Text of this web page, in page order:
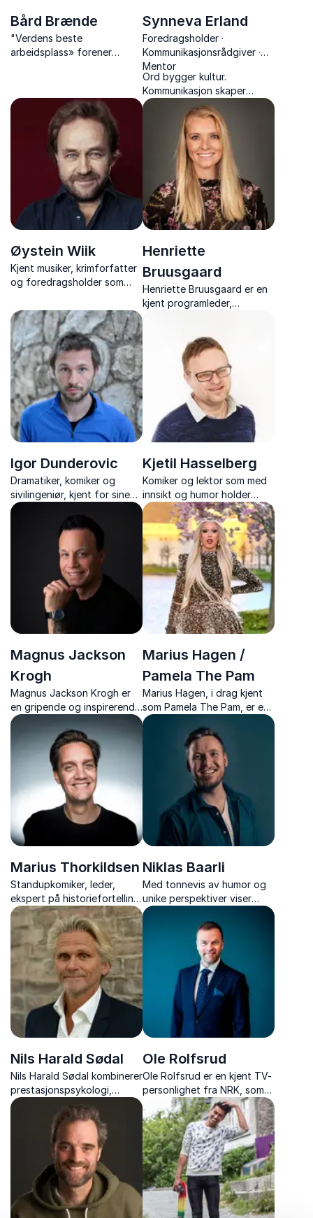
Bård Brænde
"Verdens beste
arbeidsplass» forener
mennesker engasjerer en
forsamling som Bård!
Synneva Erland
Foredragsholder ·
Kommunikasjonsrådgiver ·
Mentor
Ord bygger kultur.
Kommunikasjon skaper
resultater.
Alt handler om
kommunikasjon!
Øystein Wiik
Kjent musiker, krimforfatter
og foredragsholder som
være best når det virkelig
gjelder.
Henriette
Bruusgaard
Henriette Bruusgaard er en
kjent programleder,
Igor Dunderovic
Dramatiker, komiker og
sivilingeniør, kjent for sine
harselerende betraktninger
av Norge og norsk flerkultur.
Kjetil Hasselberg
Komiker og lektor som med
innsikt og humor holder
foredrag om alt fra
arbeidsglede på jobben til
mobbing i skolen.
Magnus Jackson
Krogh
Magnus Jackson Krogh er
en gripende og inspirerende
vlogger, inspirator og up-
stander, med over 1000
foredragsshow bak seg.
Opplev noe helt utenom det
Marius Hagen /
Pamela The Pam
Marius Hagen, i drag kjent
som Pamela The Pam, er en
energisk dragqueen som vil
gi deg noe av det beste
drag-Norge har å by på.
Marius Thorkildsen
Standupkomiker, leder,
ekspert på historiefortelling
og teknologientusiast.
Marius Thorkildsen er en
komiker med substans, som
gir deg viktige temaer
presentert på en morsom og
underholdende måte.
Niklas Baarli
Med tonnevis av humor og
unike perspektiver viser
Niklas Baarli hvordan man
kan få team til å jobbe
sammen mot felles suksess,
uansett utfordringer.
Nils Harald Sødal
Nils Harald Sødal kombinerer
prestasjonspsykologi,
scenekunst og praktiske
strategier for å hjelpe
mennesker og team med å
prestere og skape trygghet
under press.
Ole Rolfsrud
Ole Rolfsrud er en kjent TV-
personlighet fra NRK, som
har gjort sjakk til en
folkebevegelse. Nå kan du
booke den gøyale og
sprudlende programlederen
som konferansier til ditt
arrangement.